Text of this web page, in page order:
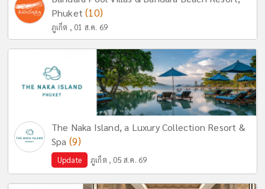
Phuket(10)
ภูเก็ต , 01 ส.ค. 69
The Naka Island, a Luxury Collection Resort &
Spa (9)
Update ภูเก็ต , 05 ส.ค. 69